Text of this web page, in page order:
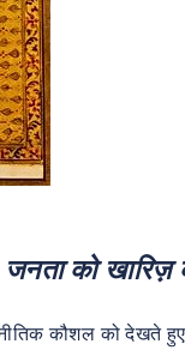
जनता को
कौशल को देखते